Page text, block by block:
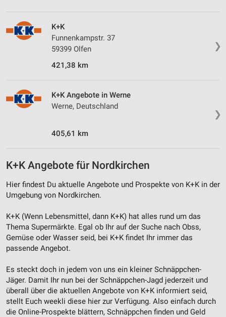
❯
K+K
Funnenkampstr. 37
59399 Olfen
421,38 km
❯
K+K Angebote in Werne
Werne, Deutschland
405,61 km
K+K Angebote für Nordkirchen
Hier findest Du aktuelle Angebote und Prospekte von K+K in der
Umgebung von Nordkirchen.
K+K (Wenn Lebensmittel, dann K+K) hat alles rund um das
Thema Supermärkte. Egal ob Ihr auf der Suche nach Obss,
Gemüse oder Wasser seid, bei K+K findet Ihr immer das
passende Angebot.
Es steckt doch in jedem von uns ein kleiner Schnäppchen-
Jäger. Damit Ihr nun bei der Schnäppchen-Jagd jederzeit und
überall über die aktuellen Angebote von K+K informiert seid,
stellt Euch weekli diese hier zur Verfügung. Also einfach durch
die Online-Prospekte blättern, Schnäppchen finden und Geld
Verwendung von Profilen zur Auswahl
personalisierter Inhalte
Analyse von Zielgruppen durch Statistiken oder
Kombinationen von Daten aus verschiedenen
Entwicklung und Verbesserung der Angebote
Inhalten
IAB-Besonderheiten:
Verwendung genauer Standortdaten
Geräte anhand von aktiv angeforderten
Informationen identifizieren
Nicht-IAB-Verarbeitungszwecke:
Performance
Funktional